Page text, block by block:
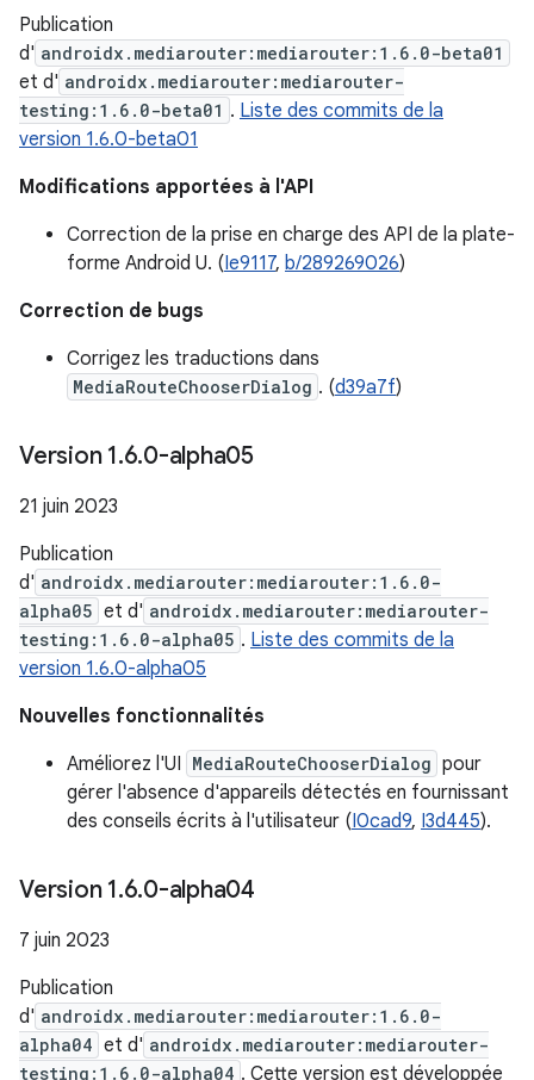
Publication
d' androidx.mediarouter:mediarouter:1.6.0-beta01
et d' androidx.mediarouter:mediarouter-
testing:1.6.0-beta01 . Liste des commits de la
version 1.6.0-beta01
Modifications apportées à l'API
Correction de la prise en charge des API de la plate-
forme Android U. (Ie9117, b/289269026)
Correction de bugs
Corrigez les traductions dans
MediaRouteChooserDialog . (d39a7f)
Version 1.6.0-alpha05
21 juin 2023
Publication
d' androidx.mediarouter:mediarouter:1.6.0-
alpha05 et d' androidx.mediarouter:mediarouter-
testing:1.6.0-alpha05 . Liste des commits de la
version 1.6.0-alpha05
Nouvelles fonctionnalités
Améliorez l'UI MediaRouteChooserDialog pour
gérer l'absence d'appareils détectés en fournissant
des conseils écrits à l'utilisateur (I0cad9, I3d445).
Version 1.6.0-alpha04
7 juin 2023
Publication
d' androidx.mediarouter:mediarouter:1.6.0-
alpha04 et d' androidx.mediarouter:mediarouter-
testing:1.6.0-alpha04 . Cette version est développée